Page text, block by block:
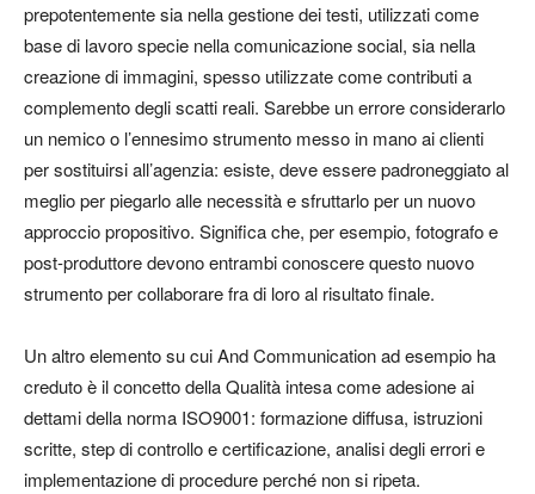
prepotentemente sia nella gestione dei testi, utilizzati come
base di lavoro specie nella comunicazione social, sia nella
creazione di immagini, spesso utilizzate come contributi a
complemento degli scatti reali. Sarebbe un errore considerarlo
un nemico o l’ennesimo strumento messo in mano ai clienti
per sostituirsi all’agenzia: esiste, deve essere padroneggiato al
meglio per piegarlo alle necessità e sfruttarlo per un nuovo
approccio propositivo. Significa che, per esempio, fotografo e
post-produttore devono entrambi conoscere questo nuovo
strumento per collaborare fra di loro al risultato finale.
Un altro elemento su cui And Communication ad esempio ha
creduto è il concetto della Qualità intesa come adesione ai
dettami della norma ISO9001: formazione diffusa, istruzioni
scritte, step di controllo e certificazione, analisi degli errori e
implementazione di procedure perché non si ripeta.